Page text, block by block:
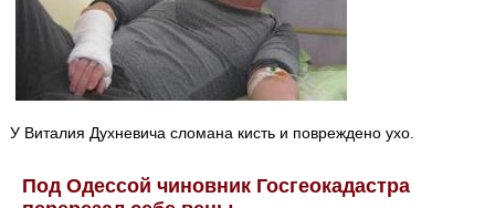
У Виталия Духневича сломана кисть и повреждено ухо.
Под Одессой чиновник Госгеокадастра